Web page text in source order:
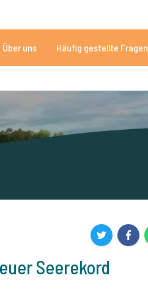
Über uns Häufig gestellte Fragen
Seerekord